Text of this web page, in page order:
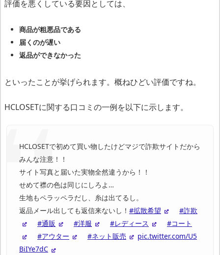
に
い
レ
ュ
は
全
て
自
作
自
演
運
評価を悪くしている要因としては、
商品が粗悪品である
届くのが遅い
返品ができなかった
といったことが挙げられます。概ねひどい評価ですね。
HCLOSETに関する口コミの一例を以下に示します。
HCLOSETで初めて買い物したけどマジで詐欺サイトだから
みんな注意！！
サイト写真と届いた実物全然違うから！！
せめて襟の色は同じにしろよ…
生地もペラッペラだし、糸は出てるし。
返品メール出しても返信来ないし！ #拡散希望
#詐欺
#通販
#洋服 #レディース
#コート
#アウター
#ネット販売
pic.twitter.com/U5
BiIYe7dC